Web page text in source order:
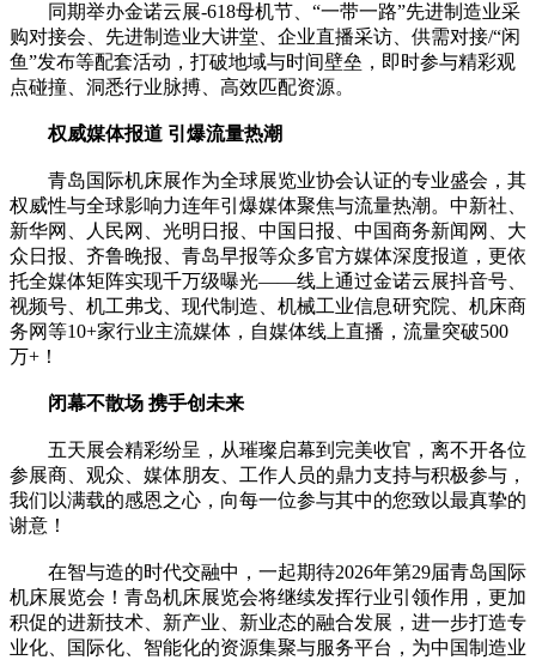
同期举办金诺云展-618母机节、“一带一路”先进制造业采
购对接会、先进制造业大讲堂、企业直播采访、供需对接/“闲
鱼”发布等配套活动，打破地域与时间壁垒，即时参与精彩观
点碰撞、洞悉行业脉搏、高效匹配资源。
权威媒体报道 引爆流量热潮
青岛国际机床展作为全球展览业协会认证的专业盛会，其
权威性与全球影响力连年引爆媒体聚焦与流量热潮。中新社、
新华网、人民网、光明日报、中国日报、中国商务新闻网、大
众日报、齐鲁晚报、青岛早报等众多官方媒体深度报道，更依
托全媒体矩阵实现千万级曝光——线上通过金诺云展抖音号、
视频号、机工弗戈、现代制造、机械工业信息研究院、机床商
务网等10+家行业主流媒体，自媒体线上直播，流量突破500
万+！
闭幕不散场 携手创未来
五天展会精彩纷呈，从璀璨启幕到完美收官，离不开各位
参展商、观众、媒体朋友、工作人员的鼎力支持与积极参与，
我们以满载的感恩之心，向每一位参与其中的您致以最真挚的
谢意！
在智与造的时代交融中，一起期待2026年第29届青岛国际
机床展览会！青岛机床展览会将继续发挥行业引领作用，更加
积促的进新技术、新产业、新业态的融合发展，进一步打造专
业化、国际化、智能化的资源集聚与服务平台，为中国制造业